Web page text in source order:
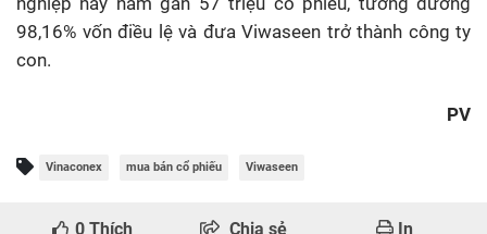
98,16% vốn điều lệ và đưa Viwaseen trở thành công ty
con.
PV
Vinaconex mua bán cổ phiếu Viwaseen
0 Thích Chia sẻ In